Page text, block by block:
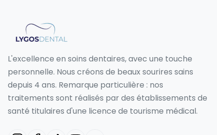
L'excellence en soins dentaires, avec une touche
personnelle. Nous créons de beaux sourires sains
depuis 4 ans. Remarque particulière : nos
traitements sont réalisés par des établissements de
santé titulaires d'une licence de tourisme médical.